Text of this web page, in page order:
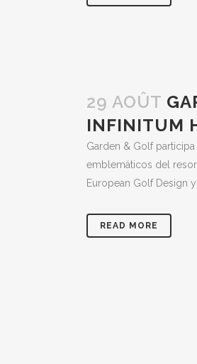
29 AOÛT
INFINITUM
Garden & Golf
emblemáticos del
European Golf Design
READ MORE